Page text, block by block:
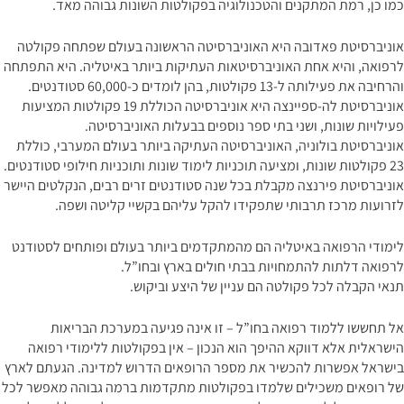
כמו כן, רמת המתקנים והטכנולוגיה בפקולטות השונות גבוהה מאד.
אוניברסיטת פאדובה היא האוניברסיטה הראשונה בעולם שפתחה פקולטה
לרפואה, והיא אחת האוניברסיטאות העתיקות ביותר באיטליה. היא התפתחה
והרחיבה את פעילותה ל-13 פקולטות, בהן לומדים כ-60,000 סטודנטים.
אוניברסיטת לה-ספיינצה היא אוניברסיטה הכוללת 19 פקולטות המציעות
פעילויות שונות, ושני בתי ספר נוספים בבעלות האוניברסיטה.
אוניברסיטת בולוניה, האוניברסיטה העתיקה ביותר בעולם המערבי, כוללת
23 פקולטות שונות, ומציעה תוכניות לימוד שונות ותוכניות חילופי סטודנטים.
אוניברסיטת פירנצה מקבלת בכל שנה סטודנטים זרים רבים, הנקלטים היישר
לזרועות מרכז תרבותי שתפקידו להקל עליהם בקשיי קליטה ושפה.
לימודי הרפואה באיטליה הם מהמתקדמים ביותר בעולם ופותחים לסטודנט
לרפואה דלתות להתמחויות בבתי חולים בארץ ובחו”ל.
תנאי הקבלה לכל פקולטה הם עניין של היצע וביקוש.
אל תחששו ללמוד רפואה בחו”ל – זו אינה פגיעה במערכת הבריאות
הישראלית אלא דווקא ההיפך הוא הנכון – אין בפקולטות ללימודי רפואה
בישראל אפשרות להכשיר את מספר הרופאים הדרוש למדינה. הגעתם לארץ
של רופאים משכילים שלמדו בפקולטות מתקדמות ברמה גבוהה מאפשר לכל